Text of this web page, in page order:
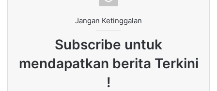
Jangan Ketinggalan
Subscribe untuk
mendapatkan berita Terkini
!